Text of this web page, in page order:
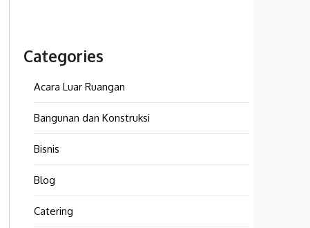
Categories
Acara Luar Ruangan
Bangunan dan Konstruksi
Bisnis
Blog
Catering